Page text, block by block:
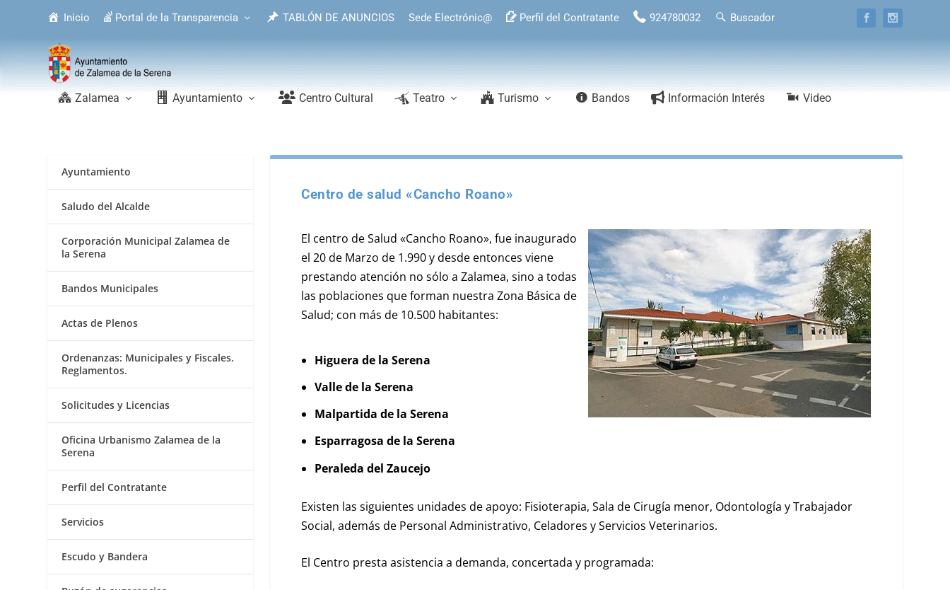
Inicio Portal de la Transparencia TABLÓN DE ANUNCIOS Sede Electrónic@ Perfil del Contratante 924780032 Buscador
Zalamea Ayuntamiento Centro Cultural Teatro Turismo Bandos Información Interés Video
Centro de salud «Cancho Roano»
El centro de Salud «Cancho Roano», fue inaugurado
el 20 de Marzo de 1.990 y desde entonces viene
prestando atención no sólo a Zalamea, sino a todas
las poblaciones que forman nuestra Zona Básica de
Salud; con más de 10.500 habitantes:
Higuera de la Serena
Valle de la Serena
Malpartida de la Serena
Esparragosa de la Serena
Peraleda del Zaucejo
Existen las siguientes unidades de apoyo: Fisioterapia, Sala de Cirugía menor, Odontología y Trabajador
Social, además de Personal Administrativo, Celadores y Servicios Veterinarios.
El Centro presta asistencia a demanda, concertada y programada:
Ayuntamiento
Saludo del Alcalde
Corporación Municipal Zalamea de
la Serena
Bandos Municipales
Actas de Plenos
Ordenanzas: Municipales y Fiscales.
Reglamentos.
Solicitudes y Licencias
Oficina Urbanismo Zalamea de la
Serena
Perfil del Contratante
Servicios
Escudo y Bandera